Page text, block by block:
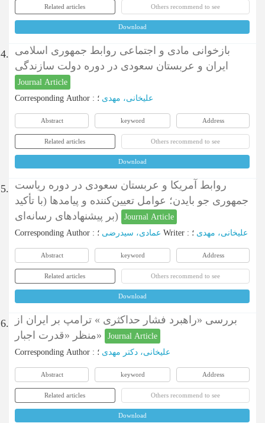
Related articles Others recommend to see
Download
4. بازخوانی مادی و اجتماعی روابط جمهوری اسلامی
ایران و عربستان سعودی در دوره دولت سازندگی
Journal Article
Corresponding Author : علیخانی، مهدی ؛
Abstract keyword Address
Related articles Others recommend to see
Download
5. روابط آمریکا و عربستان سعودی در دوره ریاست‌
جمهوری جو بایدن؛ عوامل تعیین‌کننده و پیامدها (با تأکید
بر پیشنهادهای رسانه‌ای)
Journal Article
Corresponding Author : عمادی، سیدرضی Writer : علیخانی، مهدی ؛
Abstract keyword Address
Related articles Others recommend to see
Download
6.
بررسی «راهبرد فشار حداکثری » ترامپ بر ایران از
منظر «قدرت اجبار»
Journal Article
Corresponding Author : علیخانی، دکتر مهدی ؛
Abstract keyword Address
Related articles Others recommend to see
Download